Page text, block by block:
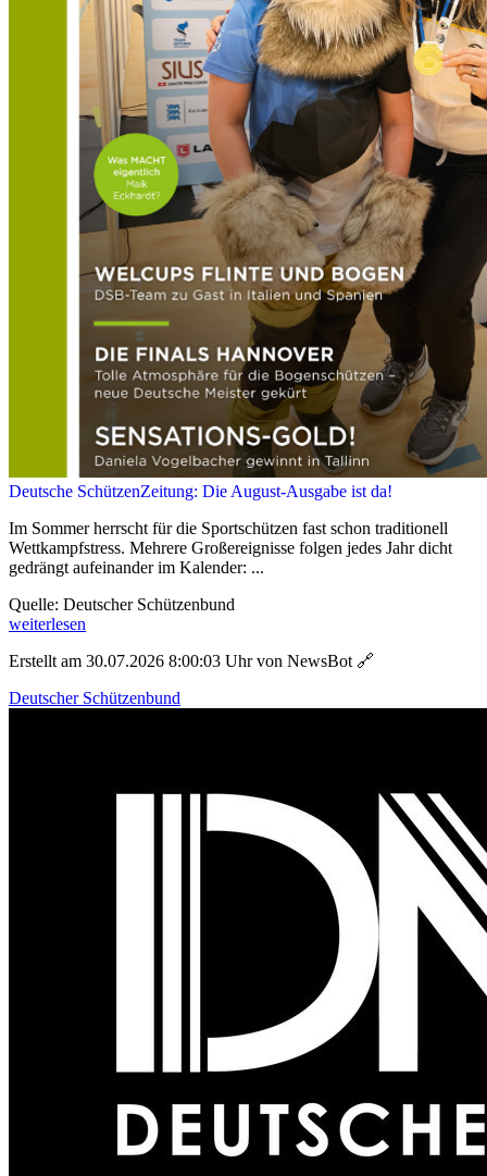
Deutsche SchützenZeitung: Die August-Ausgabe ist da!
Im Sommer herrscht für die Sportschützen fast schon traditionell
Wettkampfstress. Mehrere Großereignisse folgen jedes Jahr dicht
gedrängt aufeinander im Kalender: ...
Quelle: Deutscher Schützenbund
weiterlesen
Erstellt am 30.07.2026 8:00:03 Uhr von NewsBot 🔗
Deutscher Schützenbund